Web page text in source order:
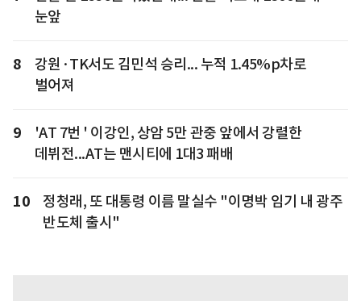
눈앞
8
강원·TK서도 김민석 승리... 누적 1.45%p차로
벌어져
9
'AT 7번 ' 이강인, 상암 5만 관중 앞에서 강렬한
데뷔전...AT는 맨시티에 1대3 패배
10
정청래, 또 대통령 이름 말실수 "이명박 임기 내 광주
반도체 출시"